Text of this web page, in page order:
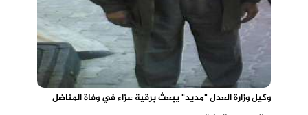
وكيل وزارة العدل "مديد" يبعث برقية عزاء في وفاة المناضل